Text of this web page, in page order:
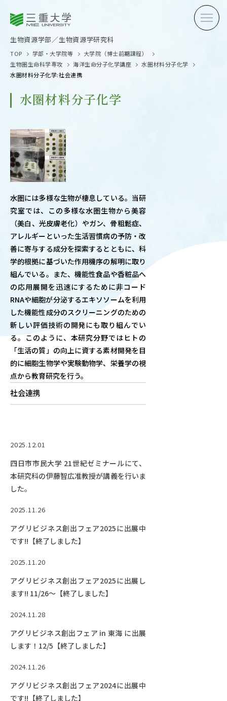
生物資源学部 生物資源学研究科
OUR OPEN
学問探求セミナー
ABOUT
学部概要
RESEARCH
研究
CAMPUS LIFE
大学生活
CENTERS
附属教育研究施設
パンフレット
FACULTY
EVENTS
イベントカレンダー
TOP 学部・大学院等
大学院（博士前期課程）
生物圏生命科学専攻
海洋生命分子化学講座
水圏材料分子化学
水圏材料分子化学:社会連携
水圏材料分子化学
水圏には多様な生物が棲息している。当研
究室では、この多様な水圏生物から美容
（美白、光皮膚老化）やガン、骨粗鬆症、
アレルギーといった生活習慣病の予防・改
善に寄与する成分を探索するとともに、科
学的根拠に基づいた作用機序の解明に取り
組んでいる。また、機能性食品や香粧品へ
の応用展開を迅速にするために非コード
RNAや細胞が分泌するエキソソームを利用
した機能性成分のスクリーニングのための
新しい評価技術の開発にも取り組んでい
る。このように、本研究分野ではヒトの
「生活の質」の向上に資する素材開発を目
的に細胞生物学や実験動物学、栄養学の視
点から教育研究を行う。
社会連携
2025.12.01
四日市市民大学 21世紀ゼミナールにて、
本研究科の伊藤智広准教授が講義を行いま
した。
2025.11.26
アグリビジネス創出フェア2025に出展中
です!!【終了しました】
2025.11.20
アグリビジネス創出フェア2025に出展し
ます!! 11/26～【終了しました】
2024.11.28
アグリビジネス創出フェア in 東海 に出展
します！12/5【終了しました】
2024.11.26
アグリビジネス創出フェア2024に出展中
です!!【終了しました】